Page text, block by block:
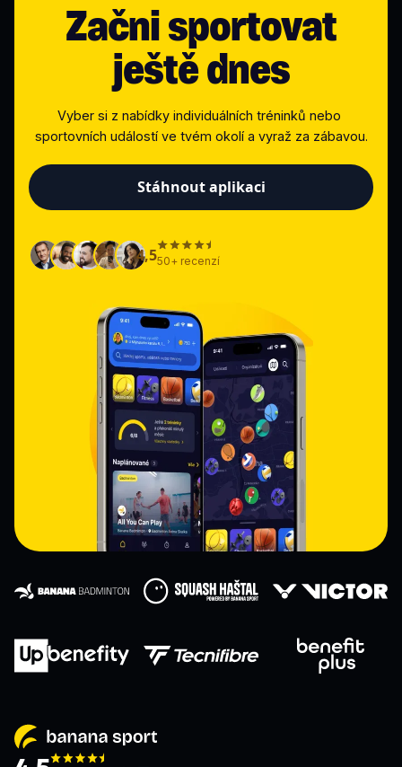
Začni sportovat
ještě dnes
Vyber si z nabídky individuálních tréninků nebo
sportovních událostí ve tvém okolí a vyraž za zábavou.
Stáhnout aplikaci
4,550+ recenzí